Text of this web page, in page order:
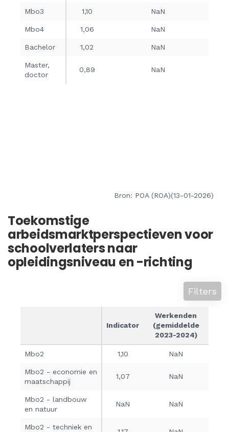
Bron: POA (ROA)(13-01-2026)
Toekomstige
arbeidsmarktperspectieven voor
schoolverlaters naar
opleidingsniveau en -richting
Filters